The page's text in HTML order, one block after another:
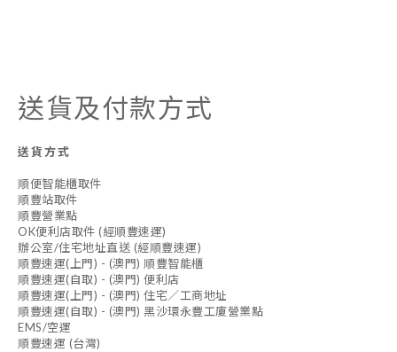
送貨及付款方式
送貨方式
順便智能櫃取件
順豐站取件
順豐營業點
OK便利店取件 (經順豐速運)
辦公室/住宅地址直送 (經順豐速運)
順豐速運(上門) - (澳門) 順豐智能櫃
順豐速運(自取) - (澳門) 便利店
順豐速運(上門) - (澳門) 住宅／工商地址
順豐速運(自取) - (澳門) 黑沙環永豐工廈營業點
EMS/空運
順豐速運 (台灣)